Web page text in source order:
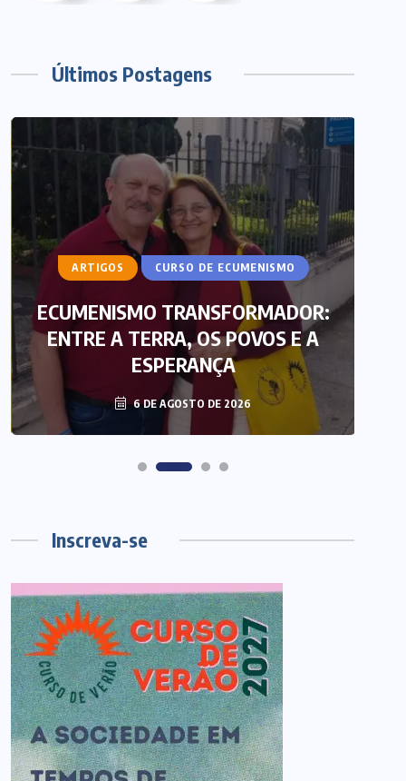
Últimos Postagens
ARTIGOS CURSO DE ECUMENISMO
ECUMENISMO TRANSFORMADOR:
ENTRE A TERRA, OS POVOS E A
ESPERANÇA
6 DE AGOSTO DE 2026
Inscreva-se